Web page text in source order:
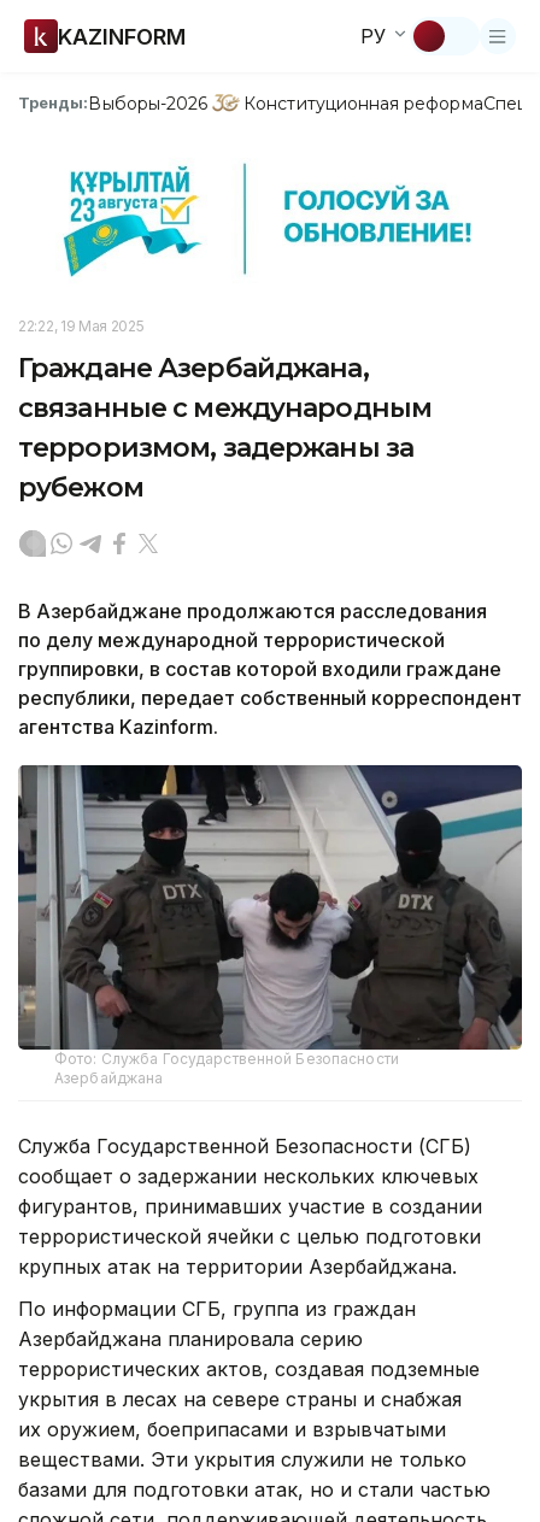
KAZINFORM РУ
Тренды:Выборы-2026 Конституционная реформа
22:22, 19 Мая 2025
Граждане Азербайджана,
связанные с международным
терроризмом, задержаны за
рубежом
В Азербайджане продолжаются расследования
по делу международной террористической
группировки, в состав которой входили граждане
республики, передает собственный корреспондент
агентства Kazinform.
Фото: Служба Государственной Безопасности
Азербайджана
Служба Государственной Безопасности (СГБ)
сообщает о задержании нескольких ключевых
фигурантов, принимавших участие в создании
террористической ячейки с целью подготовки
крупных атак на территории Азербайджана.
По информации СГБ, группа из граждан
Азербайджана планировала серию
террористических актов, создавая подземные
укрытия в лесах на севере страны и снабжая
их оружием, боеприпасами и взрывчатыми
веществами. Эти укрытия служили не только
базами для подготовки атак, но и стали частью